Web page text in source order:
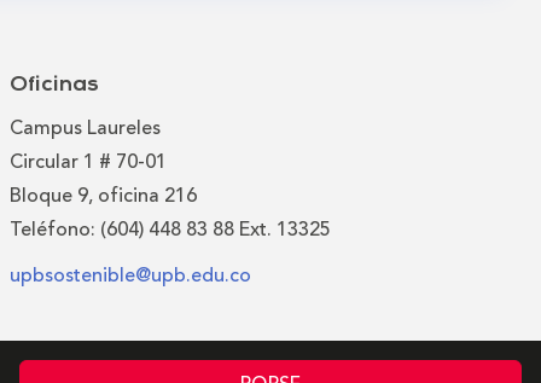
Oficinas
Campus Laureles
Circular 1 # 70-01
Bloque 9, oficina 216
Teléfono: (604) 448 83 88 Ext. 13325
upbsostenible@upb.edu.co